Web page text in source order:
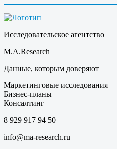
Исследовательское агентство
M.A.Research
Данные, которым доверяют
Маркетинговые исследования
Бизнес-планы
Консалтинг
8 929 917 94 50
info@ma-research.ru